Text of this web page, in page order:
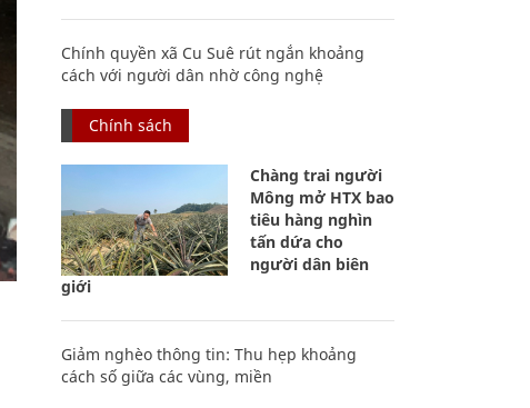
Chính quyền xã Cu Suê rút ngắn khoảng
cách với người dân nhờ công nghệ
Chính sách
Chàng trai người
Mông mở HTX bao
tiêu hàng nghìn
tấn dứa cho
người dân biên
giới
Giảm nghèo thông tin: Thu hẹp khoảng
cách số giữa các vùng, miền